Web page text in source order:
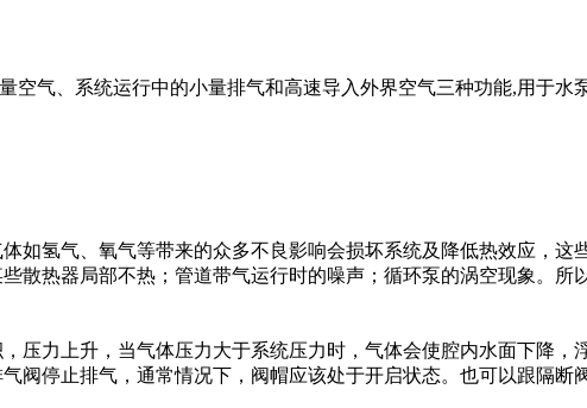
空气、系统运行中的小量排气和高速导入外界空气三种功能,用于水
如氢气、氧气等带来的众多不良影响会损坏系统及降低热效应，
散热器局部不热；管道带气运行时的噪声；循环泵的涡空现象。
压力上升，当气体压力大于系统压力时，气体会使腔内水面下降
阀停止排气，通常情况下，阀帽应该处于开启状态。也可以跟隔断